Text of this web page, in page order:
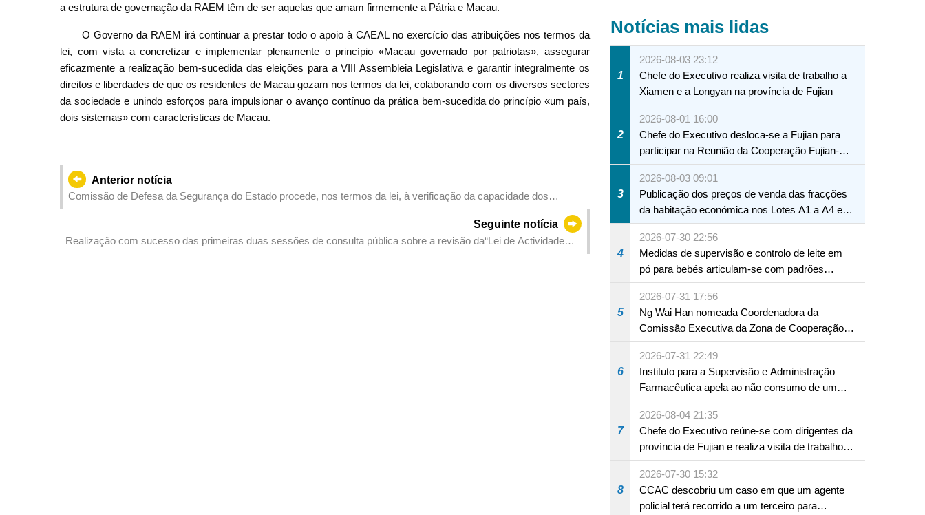
a estrutura de governação da RAEM têm de ser aquelas que amam firmemente a Pátria e Macau.
O Governo da RAEM irá continuar a prestar todo o apoio à CAEAL no exercício das atribuições nos termos da
lei, com vista a concretizar e implementar plenamente o princípio «Macau governado por patriotas», assegurar
eficazmente a realização bem-sucedida das eleições para a VIII Assembleia Legislativa e garantir integralmente os
direitos e liberdades de que os residentes de Macau gozam nos termos da lei, colaborando com os diversos sectores
da sociedade e unindo esforços para impulsionar o avanço contínuo da prática bem-sucedida do princípio «um país,
dois sistemas» com características de Macau.
Anterior notícia
Comissão de Defesa da Segurança do Estado procede, nos termos da lei, à verificação da capacidade dos
Seguinte notícia
Realização com sucesso das primeiras duas sessões de consulta pública sobre a revisão da“Lei de Actividade
Notícias mais lidas
1
2026-08-03 23:12
Chefe do Executivo realiza visita de trabalho a
Xiamen e a Longyan na província de Fujian
2
2026-08-01 16:00
Chefe do Executivo desloca-se a Fujian para
participar na Reunião da Cooperação Fujian-
Macau
3
2026-08-03 09:01
Publicação dos preços de venda das fracções
da habitação económica nos Lotes A1 a A4 e
A12 da Zona A dos Novos Aterros
4
2026-07-30 22:56
Medidas de supervisão e controlo de leite em
pó para bebés articulam-se com padrões
internacionais Serviços interdepartamentais
envidam esforços para assegurar a saúde dos
bebés e crianças, assim como a segurança
alimentar
5
2026-07-31 17:56
Ng Wai Han nomeada Coordenadora da
Comissão Executiva da Zona de Cooperação
Aprofundada entre Guangdong e Macau em
Hengqin
6
2026-07-31 22:49
Instituto para a Supervisão e Administração
Farmacêutica apela ao não consumo de um
produto com substâncias medicamentosas
ocidentais
7
2026-08-04 21:35
Chefe do Executivo reúne-se com dirigentes da
província de Fujian e realiza visita de trabalho
em Fuzhou
8
2026-07-30 15:32
CCAC descobriu um caso em que um agente
policial terá recorrido a um terceiro para